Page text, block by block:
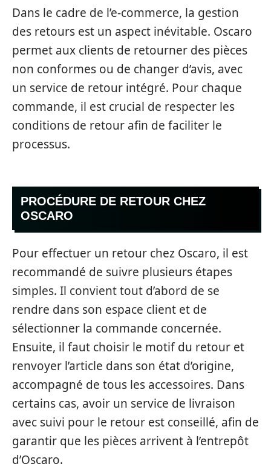
Dans le cadre de l’e-commerce, la gestion
des retours est un aspect inévitable. Oscaro
permet aux clients de retourner des pièces
non conformes ou de changer d’avis, avec
un service de retour intégré. Pour chaque
commande, il est crucial de respecter les
conditions de retour afin de faciliter le
processus.
PROCÉDURE DE RETOUR CHEZ
OSCARO
Pour effectuer un retour chez Oscaro, il est
recommandé de suivre plusieurs étapes
simples. Il convient tout d’abord de se
rendre dans son espace client et de
sélectionner la commande concernée.
Ensuite, il faut choisir le motif du retour et
renvoyer l’article dans son état d’origine,
accompagné de tous les accessoires. Dans
certains cas, avoir un service de livraison
avec suivi pour le retour est conseillé, afin de
garantir que les pièces arrivent à l’entrepôt
d’Oscaro.